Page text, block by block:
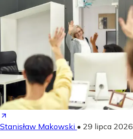
Stanisław Makowski • 29 lipca 2026